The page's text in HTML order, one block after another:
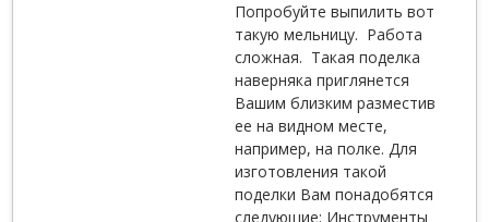
Попробуйте выпилить вот
такую мельницу. Работа
сложная. Такая поделка
наверняка приглянется
Вашим близким разместив
ее на видном месте,
например, на полке. Для
изготовления такой
поделки Вам понадобятся
следующие: Инструменты